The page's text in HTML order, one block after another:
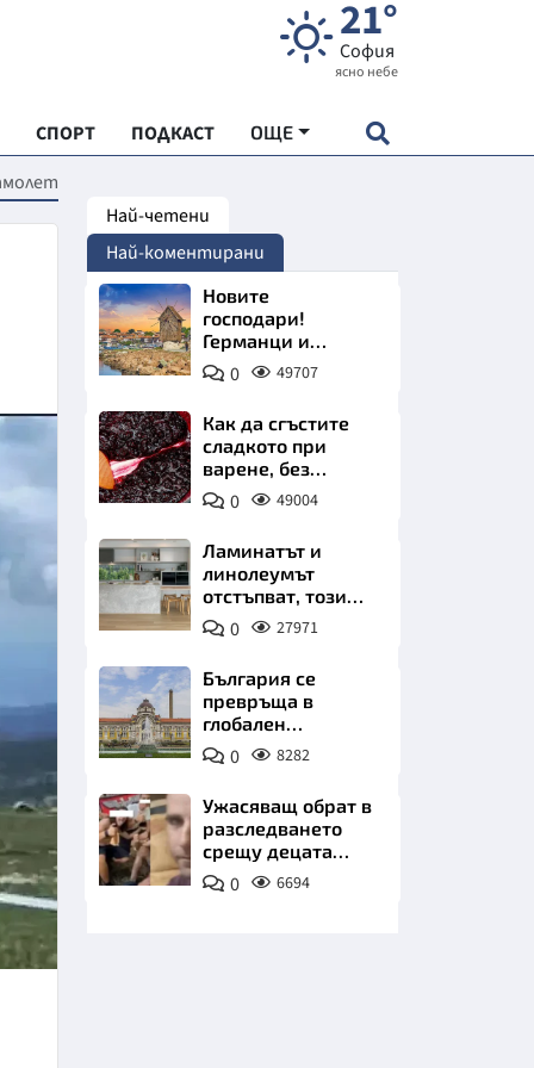
21°
София
ясно небе
СПОРТ ПОДКАСТ ОЩЕ
"ЧУДЕСАТА НА БЪЛГАРИЯ"
ХРАНА
Най-четени
Най-коментирани
Новите
господари!
Германци и
руснаци
изкупуват райски
ни
0 49707
Как да сгъстите
сладкото при
варене, без
нишесте или
желатин
0 49004
Ламинатът и
линолеумът
отстъпват, този
под е хитът на
2026 година
0 27971
България се
превръща в
глобален
термален център
0 8282
Ужасяващ обрат в
разследването
срещу децата
садисти. Имат и
друга жертва
0 6694